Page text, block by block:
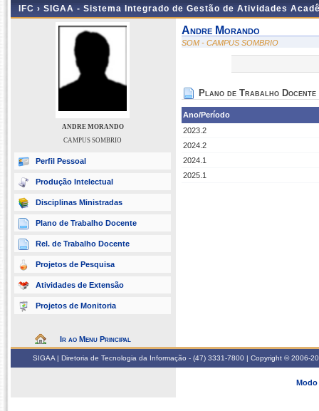
IFC › SIGAA - Sistema Integrado de Gestão de Atividades
ANDRE MORANDO
CAMPUS SOMBRIO
Perfil Pessoal
Produção Intelectual
Disciplinas Ministradas
Plano de Trabalho Docente
Rel. de Trabalho Docente
Projetos de Pesquisa
Atividades de Extensão
Projetos de Monitoria
Ir ao Menu Principal
Andre Morando
SOM - CAMPUS SOMBRIO
Plano de Trabalho Docente
Ano/Período
2023.2
2024.2
2024.1
2025.1
SIGAA | Diretoria de Tecnologia da Informação - (47) 3331-7800 | Copyright © 2006-
Modo